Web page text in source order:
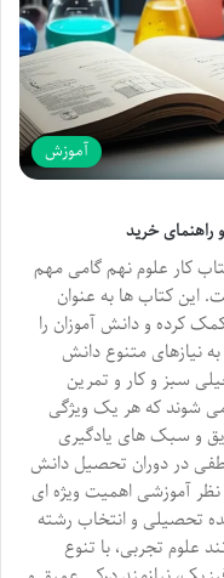
آموزش
راهنمای خرید
کار علوم نهم گامی مهم
این کتاب ها به عنوان
کرده و دانش آموزان را
به نیازهای متنوع دانش
سبز و کار و تمرین
شوند که هر یک ویژگی
و سبک های یادگیری
در دوران تحصیل دانش
نظر آموزشی اهمیت ویژه ای
تحصیلی و انتخاب رشته
علوم تجربی، با تنوع